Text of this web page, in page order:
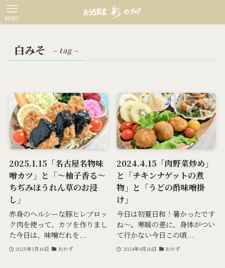
MENU
白みそ – tag –
2025.1.15「名古屋名物味
噌カツ」と「～柚子香る～
ちぢみほうれん草のお浸
し」
赤身のヘルシーな豚ヒレブロッ
ク肉を使って、カツを作りまし
た今日は、味噌だれを...
2025年1月16日 おかず
2024.4.15「肉野菜炒め」
と「チキンナゲットの煮
物」と「うどの酢味噌掛
け」
今日は初夏日和！暑かったです
ね～。寒暖の差に、身体がつい
て行かない今日この頃...
2024年4月16日 おかず